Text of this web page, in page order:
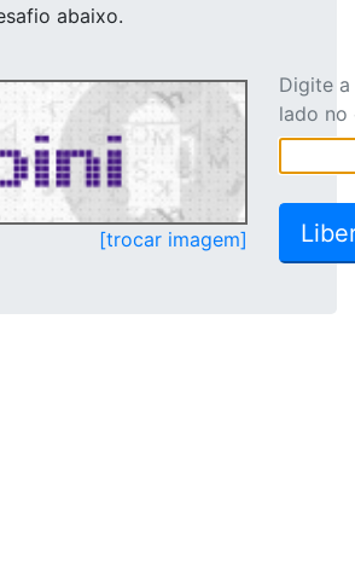
abaixo.
[trocar imagem]
Digite
lado no